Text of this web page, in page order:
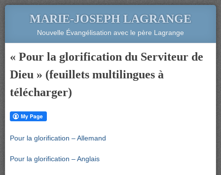
MARIE-JOSEPH LAGRANGE
Nouvelle Évangélisation avec le père Lagrange
« Pour la glorification du Serviteur de
Dieu » (feuillets multilingues à
télécharger)
Pour la glorification – Allemand
Pour la glorification – Anglais